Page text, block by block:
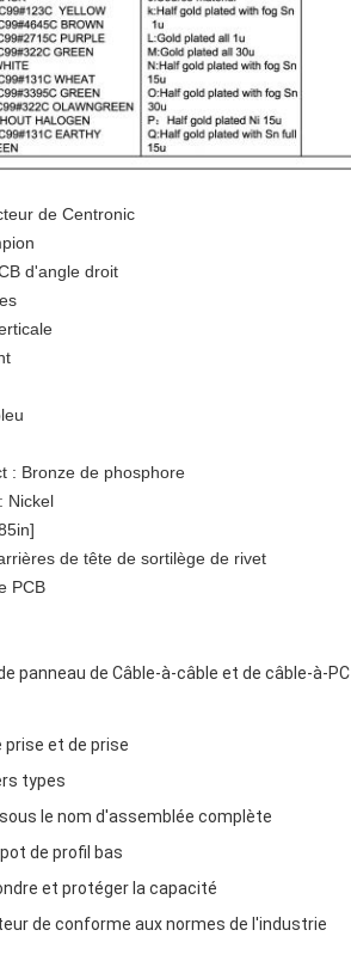
de Centronic
d'angle droit
: Bronze de phosphore
Nickel
de tête de sortilège de rivet
PCB
panneau de Câble-à-câble et de câble-à-PC
prise et de prise
types
le nom d'assemblée complète
de profil bas
et protéger la capacité
de conforme aux normes de l'industrie